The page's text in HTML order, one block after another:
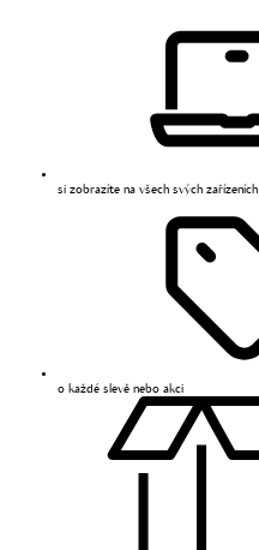
si zobrazíte na všech svých zařízeních
o každé slevě nebo akci